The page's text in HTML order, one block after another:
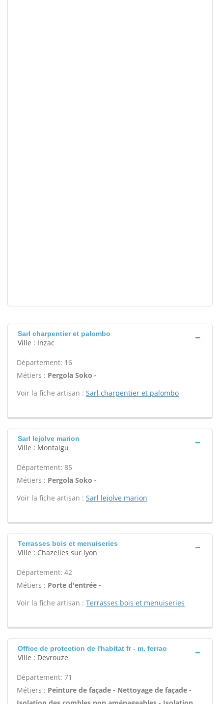
Sarl charpentier et palombo
Ville : Inzac
Département: 16
Métiers : Pergola Soko -
Voir la fiche artisan : Sarl charpentier et palombo
Sarl lejolve marion
Ville : Montaigu
Département: 85
Métiers : Pergola Soko -
Voir la fiche artisan : Sarl lejolve marion
Terrasses bois et menuiseries
Ville : Chazelles sur lyon
Département: 42
Métiers : Porte d'entrée -
Voir la fiche artisan : Terrasses bois et menuiseries
Office de protection de l'habitat fr - m. ferrao
Ville : Devrouze
Département: 71
Métiers : Peinture de façade - Nettoyage de façade -